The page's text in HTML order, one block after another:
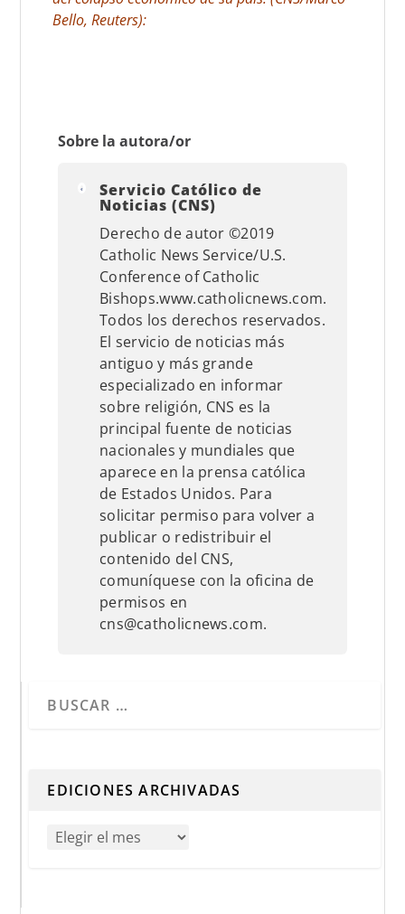
Bello, Reuters):
Sobre la autora/or
Servicio Católico de
Noticias (CNS)
Derecho de autor ©2019
Catholic News Service/U.S.
Conference of Catholic
Bishops.www.catholicnews.com.
Todos los derechos reservados.
El servicio de noticias más
antiguo y más grande
especializado en informar
sobre religión, CNS es la
principal fuente de noticias
nacionales y mundiales que
aparece en la prensa católica
de Estados Unidos. Para
solicitar permiso para volver a
publicar o redistribuir el
contenido del CNS,
comuníquese con la oficina de
permisos en
cns@catholicnews.com.
EDICIONES ARCHIVADAS